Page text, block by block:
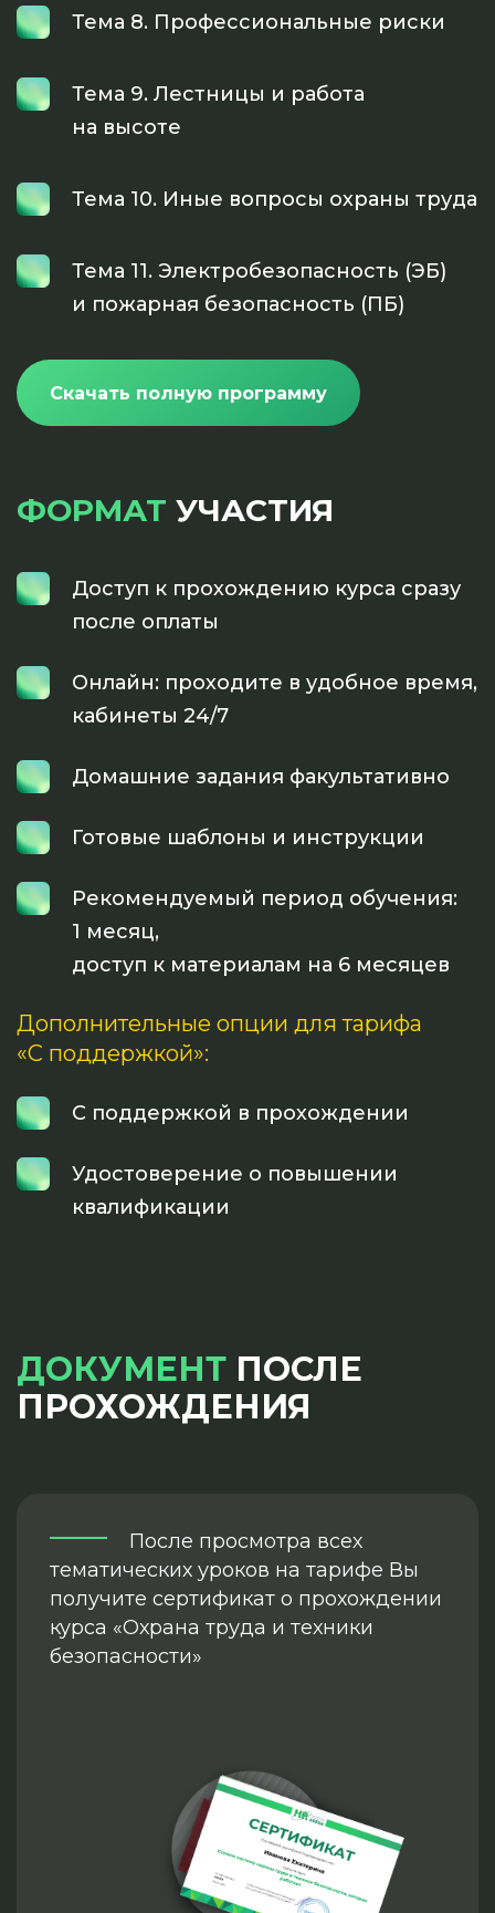
Тема 8. Профессиональные риски
Тема 9. Лестницы и работа
на высоте
Тема 10. Иные вопросы охраны труда
Тема 11. Электробезопасность (ЭБ)
и пожарная безопасность (ПБ)
Скачать полную программу
ФОРМАТ УЧАСТИЯ
Доступ к прохождению курса сразу
после оплаты
Онлайн: проходите в удобное время,
кабинеты 24/7
Домашние задания факультативно
Готовые шаблоны и инструкции
Рекомендуемый период обучения:
1 месяц,
доступ к материалам на 6 месяцев
Дополнительные опции для тарифа
«С поддержкой»:
С поддержкой в прохождении
Удостоверение о повышении
квалификации
ДОКУМЕНТ ПОСЛЕ
ПРОХОЖДЕНИЯ
После просмотра всех
тематических уроков на тарифе Вы
получите сертификат о прохождении
курса «Охрана труда и техники
безопасности»